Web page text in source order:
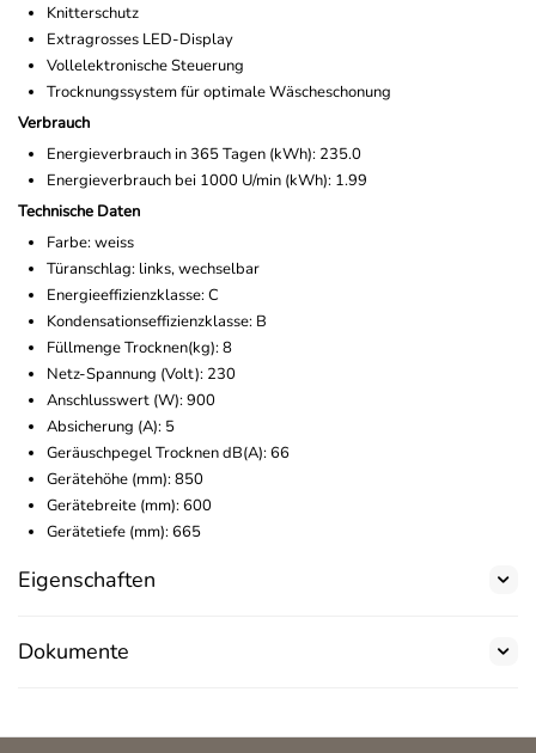
Knitterschutz
Extragrosses LED-Display
Vollelektronische Steuerung
Trocknungssystem für optimale Wäscheschonung
Verbrauch
Energieverbrauch in 365 Tagen (kWh): 235.0
Energieverbrauch bei 1000 U/min (kWh): 1.99
Technische Daten
Farbe: weiss
Türanschlag: links, wechselbar
Energieeffizienzklasse: C
Kondensationseffizienzklasse: B
Füllmenge Trocknen(kg): 8
Netz-Spannung (Volt): 230
Anschlusswert (W): 900
Absicherung (A): 5
Geräuschpegel Trocknen dB(A): 66
Gerätehöhe (mm): 850
Gerätebreite (mm): 600
Gerätetiefe (mm): 665
Eigenschaften
Dokumente